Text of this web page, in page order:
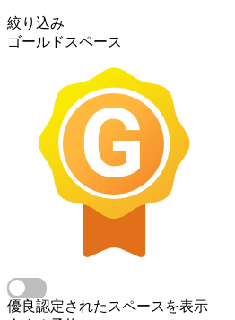
絞り込み
ゴールドスペース
優良認定されたスペースを表示